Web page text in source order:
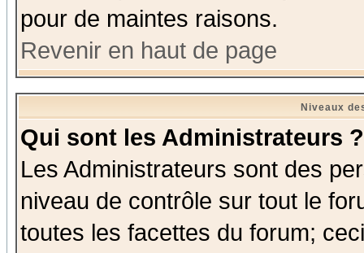
pour de maintes raisons.
Revenir en haut de page
Niveaux
Qui sont les Administrateurs ?
Les Administrateurs sont des
niveau de contrôle sur tout le
toutes les facettes du forum;